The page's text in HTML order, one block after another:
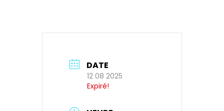
DATE
12 08 2025
Expiré!